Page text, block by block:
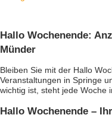
Hallo Wochenende:
Münder
Bleiben Sie mit der Hallo
Veranstaltungen in Springe
wichtig ist, steht jede Woche
Hallo Wochenende –